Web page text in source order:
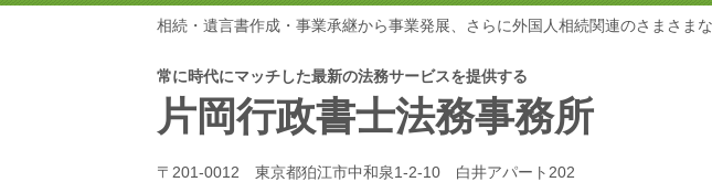
相続・遺言書作成・事業承継から事業発展、さらに外国人相続関連のさまさま
常に時代にマッチした最新の法務サービスを提供する
片岡行政書士法務事務所
〒201-0012 東京都狛江市中和泉1-2-10 白井アパート202